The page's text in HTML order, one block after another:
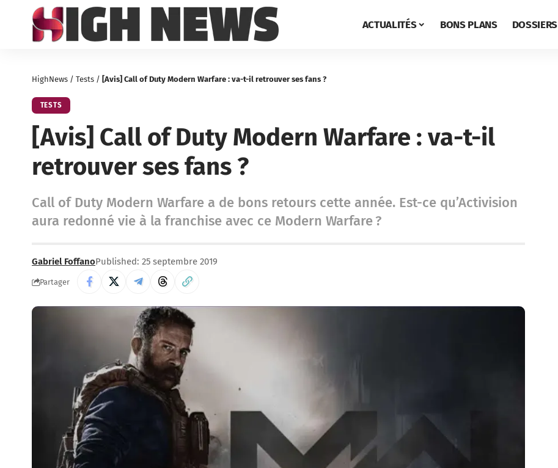
ACTUALITÉS BONS PLANS DOSSIERS
HighNews / Tests / [Avis] Call of Duty Modern Warfare : va-t-il retrouver ses fans ?
TESTS
[Avis] Call of Duty Modern Warfare : va-t-il
retrouver ses fans ?
Call of Duty Modern Warfare a de bons retours cette année. Est-ce qu’Activision
aura redonné vie à la franchise avec ce Modern Warfare ?
Gabriel FoffanoPublished: 25 septembre 2019
Partager